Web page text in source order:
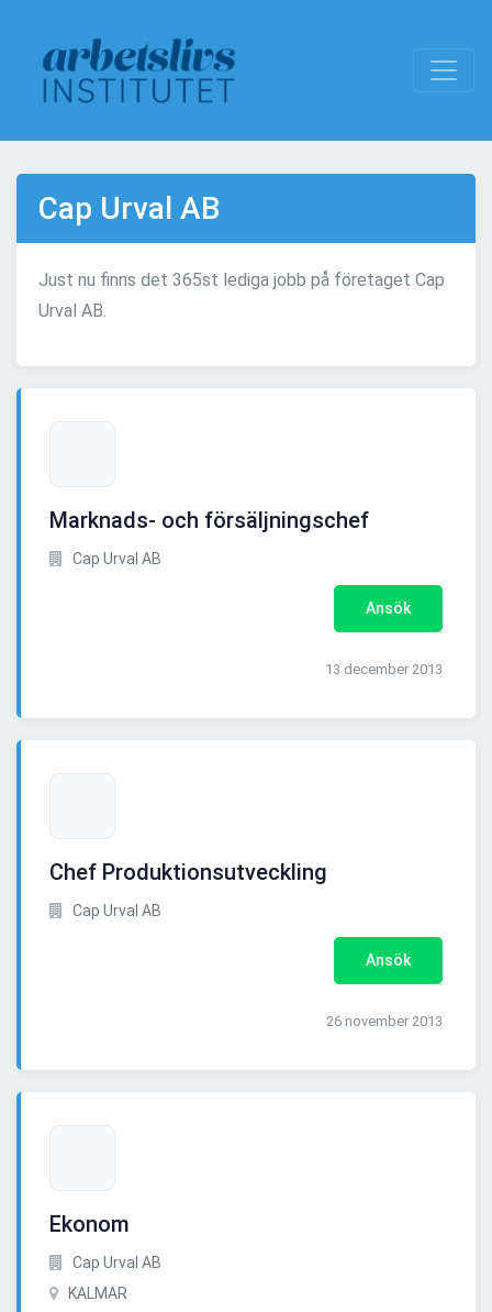
Cap Urval AB
Just nu finns det 365st lediga jobb på företaget Cap
Urval AB.
Marknads- och försäljningschef
Cap Urval AB
Ansök
13 december 2013
Chef Produktionsutveckling
Cap Urval AB
Ansök
26 november 2013
Ekonom
Cap Urval AB
KALMAR